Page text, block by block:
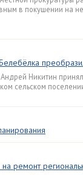
в покушении на
Никитин
сельском
ремонт